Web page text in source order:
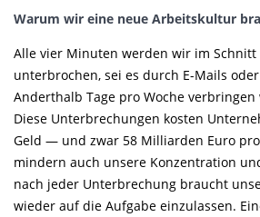
Warum wir eine neue Arbeitskultur
Alle vier Minuten werden wir im
unterbrochen, sei es durch E-Mails
Anderthalb Tage pro Woche
Diese Unterbrechungen kosten
Geld — und zwar 58 Milliarden Euro
mindern auch unsere Konzentration
nach jeder Unterbrechung braucht
wieder auf die Aufgabe einzulassen.